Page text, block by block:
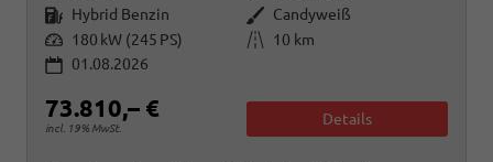
Kraftstoff Hybrid Benzin Außenfarbe Candyweiß
Leistung 180 kW (245 PS) Kilometerstand
10 km
01.08.2026
73.810,– €
incl. 19% MwSt.
Details